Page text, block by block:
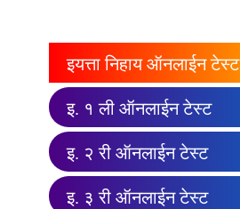
इयत्ता निहाय ऑनलाईन टेस्ट
इ. १ ली ऑनलाईन टेस्ट
इ. २ री ऑनलाईन टेस्ट
इ. ३ री ऑनलाईन टेस्ट